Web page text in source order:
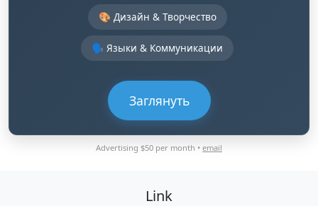
🎨 Дизайн & Творчество
🗣️ Языки & Коммуникации
Заглянуть
Advertising $50 per month • email
Link